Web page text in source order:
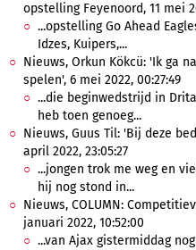
opstelling Feyenoord, 11 mei
...opstelling Go Ahead
Idzes, Kuipers,...
Nieuws, Orkun Kökcü: 'Ik ga
spelen', 6 mei 2022, 00:27:49
...die beginwedstrijd in
heb toen genoeg...
Nieuws, Guus Til: 'Bij deze
april 2022, 23:05:27
...jongen trok me weg en
hij nog stond in...
Nieuws, COLUMN:
januari 2022, 10:52:00
...van Ajax gistermiddag